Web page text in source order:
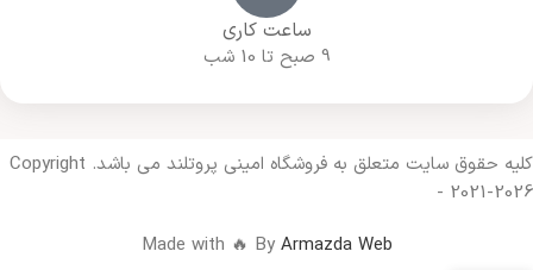
ساعت کاری
9 صبح تا 10 شب
کلیه حقوق سایت متعلق به فروشگاه امینی پروتلند می باشد. Copyright
- 2021-2026
Made with 🔥 By Armazda Web